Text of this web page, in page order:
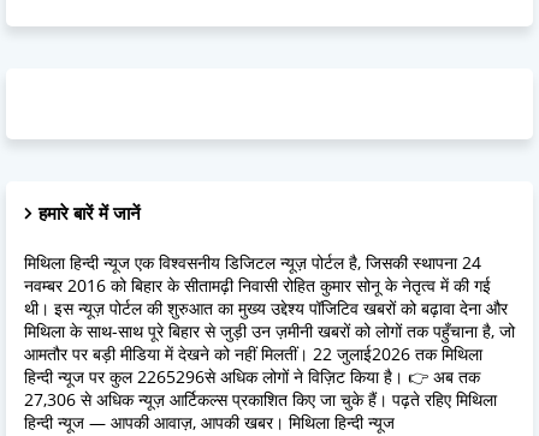
हमारे बारें में जानें
मिथिला हिन्दी न्यूज एक विश्वसनीय डिजिटल न्यूज़ पोर्टल है, जिसकी स्थापना 24
नवम्बर 2016 को बिहार के सीतामढ़ी निवासी रोहित कुमार सोनू के नेतृत्व में की गई
थी। इस न्यूज़ पोर्टल की शुरुआत का मुख्य उद्देश्य पॉजिटिव खबरों को बढ़ावा देना और
मिथिला के साथ-साथ पूरे बिहार से जुड़ी उन ज़मीनी खबरों को लोगों तक पहुँचाना है, जो
आमतौर पर बड़ी मीडिया में देखने को नहीं मिलतीं। 22 जुलाई2026 तक मिथिला
हिन्दी न्यूज पर कुल 2265296से अधिक लोगों ने विज़िट किया है। 👉 अब तक
27,306 से अधिक न्यूज़ आर्टिकल्स प्रकाशित किए जा चुके हैं। पढ़ते रहिए मिथिला
हिन्दी न्यूज — आपकी आवाज़, आपकी खबर। मिथिला हिन्दी न्यूज